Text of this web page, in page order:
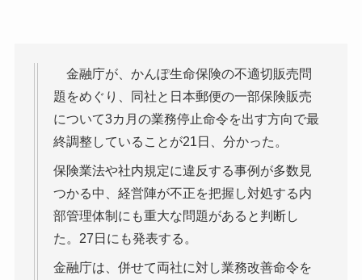
金融庁が、かんぽ生命保険の不適切販売問
題をめぐり、同社と日本郵便の一部保険販売
について3カ月の業務停止命令を出す方向で最
終調整していることが21日、分かった。
保険業法や社内規定に違反する事例が多数見
つかる中、経営陣が不正を把握し対処する内
部管理体制にも重大な問題があると判断し
た。27日にも発表する。
金融庁は、併せて両社に対し業務改善命令を